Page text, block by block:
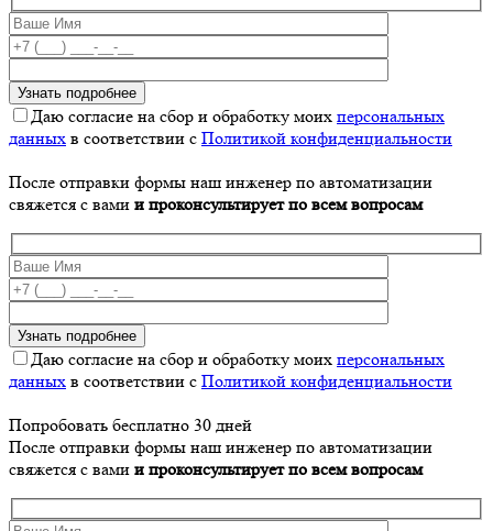
Даю согласие на сбор и обработку моих персональных
данных в соответствии с Политикой конфиденциальности
После отправки формы наш инженер по автоматизации
свяжется с вами и проконсультирует по всем вопросам
Даю согласие на сбор и обработку моих персональных
данных в соответствии с Политикой конфиденциальности
Попробовать бесплатно 30 дней
После отправки формы наш инженер по автоматизации
свяжется с вами и проконсультирует по всем вопросам